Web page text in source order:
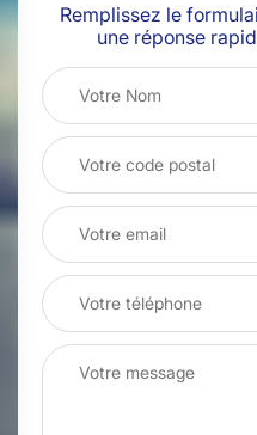
Remplissez le
une réponse